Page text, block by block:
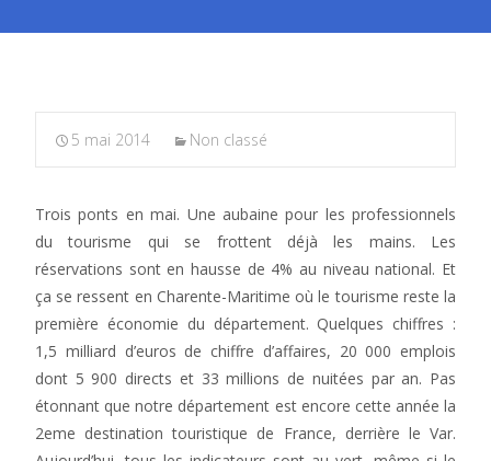
5 mai 2014 Non classé
Trois ponts en mai. Une aubaine pour les professionnels
du tourisme qui se frottent déjà les mains. Les
réservations sont en hausse de 4% au niveau national. Et
ça se ressent en Charente-Maritime où le tourisme reste la
première économie du département. Quelques chiffres :
1,5 milliard d’euros de chiffre d’affaires, 20 000 emplois
dont 5 900 directs et 33 millions de nuitées par an. Pas
étonnant que notre département est encore cette année la
2eme destination touristique de France, derrière le Var.